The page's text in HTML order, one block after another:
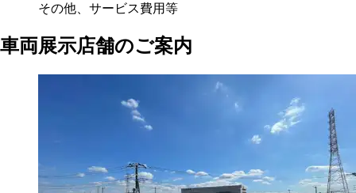
その他、サービス費用等
車両展示店舗のご案内